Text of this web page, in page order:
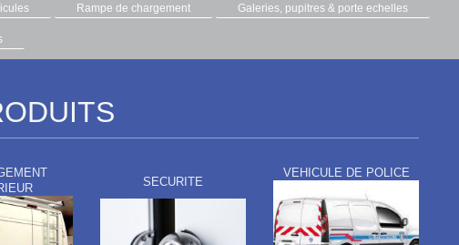
Rampe de chargement Galeries, pupitres & porte echelles
SECURITE
VEHICULE DE POLICE